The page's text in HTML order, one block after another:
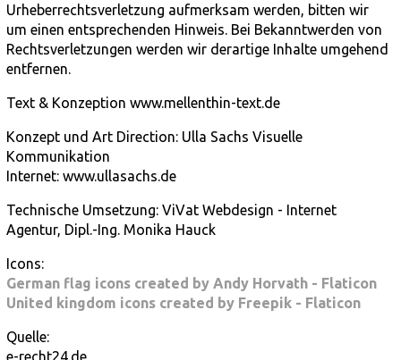
Urheberrechtsverletzung aufmerksam werden, bitten wir
um einen entsprechenden Hinweis. Bei Bekanntwerden von
Rechtsverletzungen werden wir derartige Inhalte umgehend
entfernen.
Text & Konzeption www.mellenthin-text.de
Konzept und Art Direction: Ulla Sachs Visuelle
Kommunikation
Internet: www.ullasachs.de
Technische Umsetzung: ViVat Webdesign - Internet
Agentur, Dipl.-Ing. Monika Hauck
Icons:
German flag icons created by Andy Horvath - Flaticon
United kingdom icons created by Freepik - Flaticon
Quelle:
e-recht24.de